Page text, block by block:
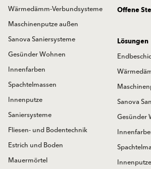
Wärmedämm-Verbundsysteme
Maschinenputze außen
Sanova Saniersysteme
Gesünder Wohnen
Innenfarben
Spachtelmassen
Innenputze
Saniersysteme
Fliesen- und Bodentechnik
Estrich und Boden
Mauermörtel
Offene
Lösungen
Sanova
Gesünder
Innenputze